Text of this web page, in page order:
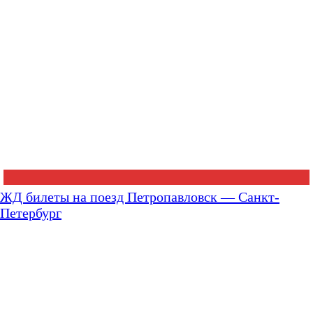
ЖД билеты на поезд Петропавловск — Санкт-
Петербург